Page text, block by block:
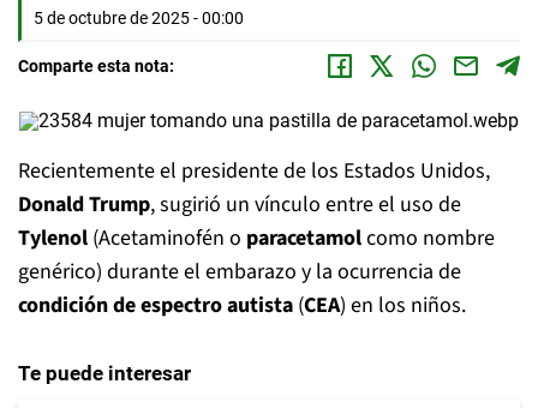
5 de octubre de 2025 - 00:00
Comparte esta nota:
Recientemente el presidente de los Estados Unidos,
Donald Trump, sugirió un vínculo entre el uso de
Tylenol (Acetaminofén o paracetamolcomo nombre
genérico) durante el embarazo y la ocurrencia de
condición de espectro autista (CEA) en los niños.
Te puede interesar